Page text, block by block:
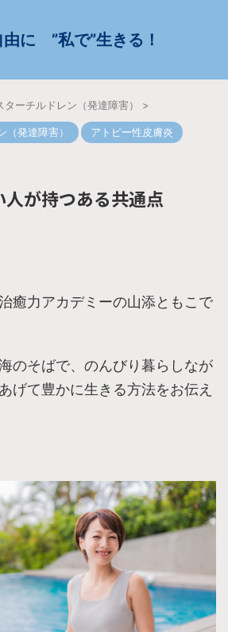
に ”私で”生きる！
ターチルドレン（発達障害） >
（発達障害）
アトピー性皮膚炎
が持つある共通点
癒力アカデミーの山添ともこで
のそばで、のんびり暮らしなが
げて豊かに生きる方法をお伝え